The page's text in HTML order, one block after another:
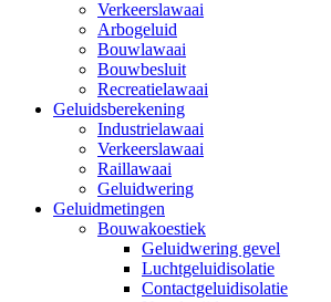
Verkeerslawaai
Arbogeluid
Bouwlawaai
Bouwbesluit
Recreatielawaai
Geluidsberekening
Industrielawaai
Verkeerslawaai
Raillawaai
Geluidwering
Geluidmetingen
Bouwakoestiek
Geluidwering gevel
Luchtgeluidisolatie
Contactgeluidisolatie